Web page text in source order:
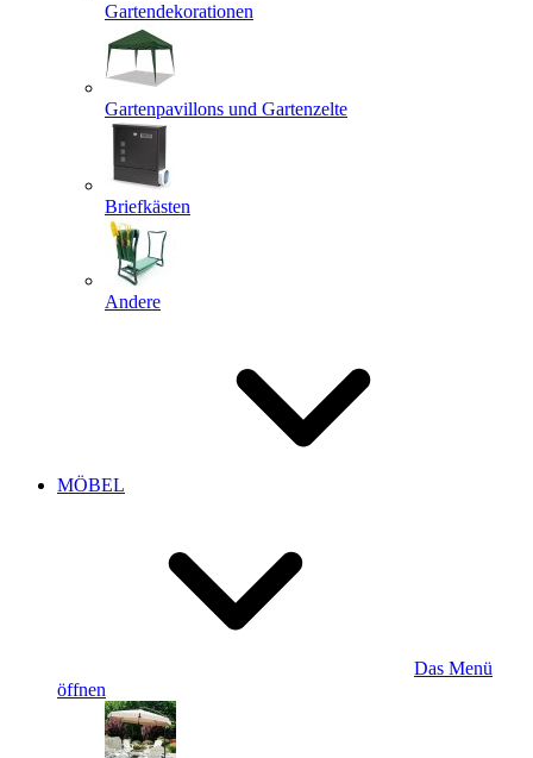
Gartendekorationen
Gartenpavillons und Gartenzelte
Briefkästen
Andere
MÖBEL
Das Menü
öffnen